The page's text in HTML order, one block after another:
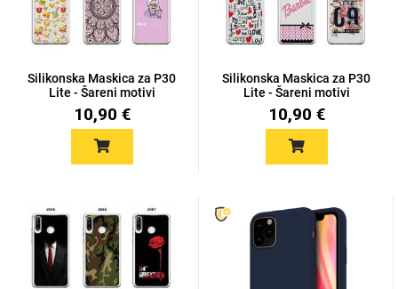
Silikonska Maskica za P30
Lite - Šareni motivi
10,90 €
Silikonska Maskica za P30
Lite - Šareni motivi
10,90 €